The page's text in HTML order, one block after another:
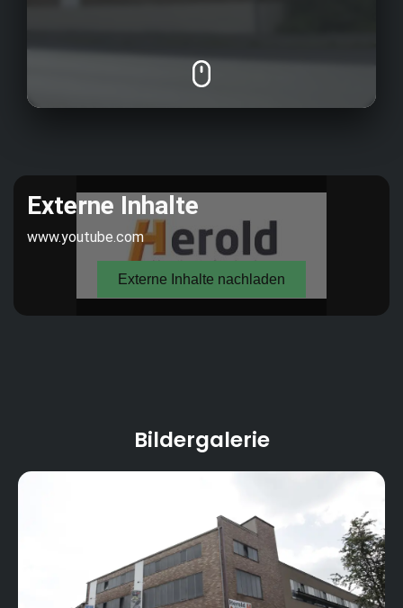
Gründungsjahr: 1867
Anzahl Azubis: 6
Mitarbeiterzahl: 70
Eisengießerei
Machining
Multi-Cut-Wolf
Bildergalerie